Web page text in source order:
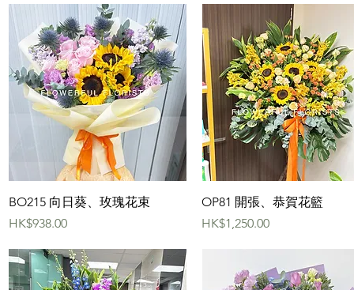
快速瀏覽
BO215 向日葵、玫瑰花束
價格
HK$938.00
快速瀏覽
OP81 開張、恭賀花籃
價格
HK$1,250.00